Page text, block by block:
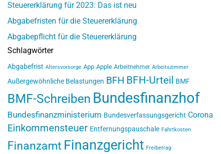
Steuererklärung für 2023: Das ist neu
Abgabefristen für die Steuererklärung
Abgabepflicht für die Steuererklärung
Schlagwörter
Abgabefrist Altersvorsorge App Apple Arbeitnehmer Arbeitszimmer
Außergewöhnliche Belastungen BFH BFH-Urteil BMF
BMF-Schreiben Bundesfinanzhof
Bundesfinanzministerium Bundesverfassungsgericht Corona
Einkommensteuer Entfernungspauschale Fahrtkosten
Finanzamt Finanzgericht Freibetrag